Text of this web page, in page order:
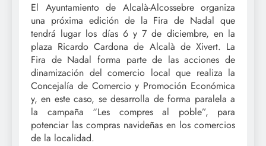
El Ayuntamiento de Alcalà-Alcossebre organiza
una próxima edición de la Fira de Nadal que
tendrá lugar los días 6 y 7 de diciembre, en la
plaza Ricardo Cardona de Alcalà de Xivert. La
Fira de Nadal forma parte de las acciones de
dinamización del comercio local que realiza la
Concejalía de Comercio y Promoción Económica
y, en este caso, se desarrolla de forma paralela a
la campaña “Les compres al poble”, para
potenciar las compras navideñas en los comercios
de la localidad.